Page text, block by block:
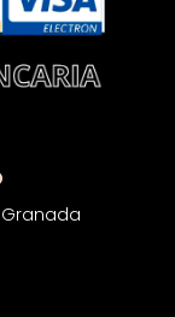
Granada